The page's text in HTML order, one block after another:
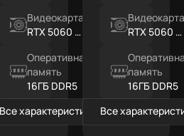
Видеокарта
RTX 5060 Ti
Оперативная
память
16ГБ DDR5
Все характеристики
RTX 5060 Ti
память
16ГБ DDR5
Все